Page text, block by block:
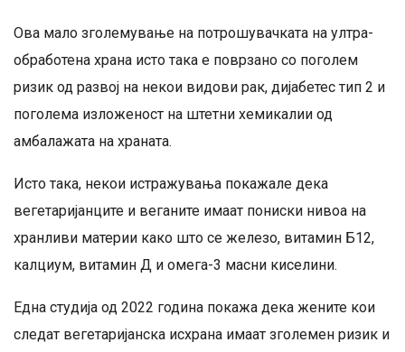
Ова мало зголемување на потрошувачката на ултра-
обработена храна исто така е поврзано со поголем
ризик од развој на некои видови рак, дијабетес тип 2 и
поголема изложеност на штетни хемикалии од
амбалажата на храната.
Исто така, некои истражувања покажале дека
вегетаријанците и веганите имаат пониски нивоа на
хранливи материи како што се железо, витамин Б12,
калциум, витамин Д и омега-3 масни киселини.
Една студија од 2022 година покажа дека жените кои
следат вегетаријанска исхрана имаат зголемен ризик и